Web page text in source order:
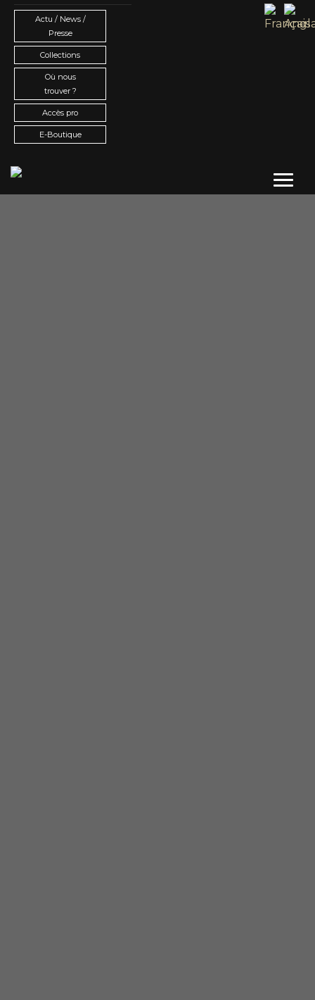
Actu / News /
Presse
Collections
Où nous
trouver ?
Accès pro
E-Boutique